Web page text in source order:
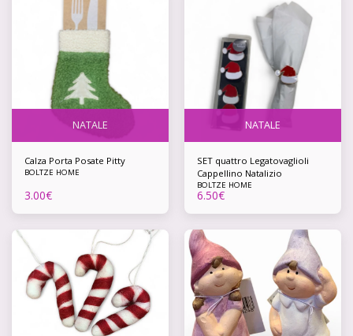
NATALE
Calza Porta Posate Pitty
BOLTZE HOME
3.00€
NATALE
SET quattro Legatovaglioli
Cappellino Natalizio
BOLTZE HOME
6.50€